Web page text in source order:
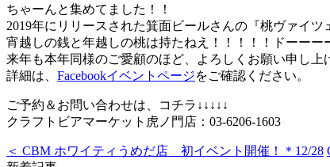
ちゃーんと集めてました！！
2019年にリリースされた箕面ビールさんの『桃ヴァイ
宵越しの銭と年越しの桃は持たねえ！！！！！ドーーー
来年も本年同様のご愛顧のほど、よろしくお願い申し上
詳細は、 Facebookイベントページをご確認ください。
ご予約＆お問い合わせは、コチラ↓↓↓↓↓
クラフトビアマーケット虎ノ門店：03-6206-1603
＜ CBM ホワイティうめだ店 初イベント開催！＊12/28